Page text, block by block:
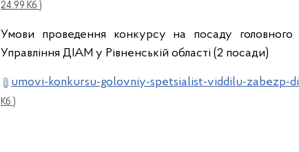
24.99 Кб )
Умови проведення конкурсу на посаду головного
Управління ДІАМ у Рівненській області (2 посади)
umovi-konkursu-golovniy-spetsialist-viddilu-zabezp-
Кб )